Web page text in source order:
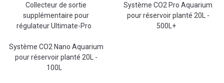
Collecteur de sortie
supplémentaire pour
régulateur Ultimate-Pro
Système CO2 Pro Aquarium
pour réservoir planté 20L -
500L+
Système CO2 Nano Aquarium
pour réservoir planté 20L -
100L